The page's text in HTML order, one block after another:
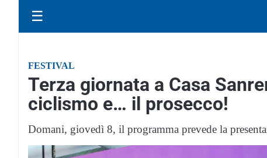
☰
FESTIVAL
Terza giornata a Casa
ciclismo e… il prosecco!
Domani, giovedì 8, il programma prevede la